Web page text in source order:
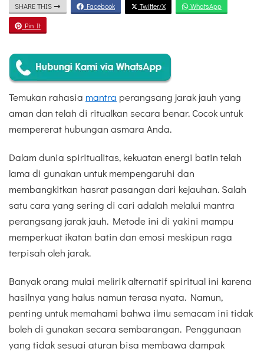
SHARE THIS Facebook Twitter/X WhatsApp
Pin It
Temukan rahasia mantra perangsang jarak jauh yang
aman dan telah di ritualkan secara benar. Cocok untuk
mempererat hubungan asmara Anda.
Dalam dunia spiritualitas, kekuatan energi batin telah
lama di gunakan untuk mempengaruhi dan
membangkitkan hasrat pasangan dari kejauhan. Salah
satu cara yang sering di cari adalah melalui mantra
perangsang jarak jauh. Metode ini di yakini mampu
memperkuat ikatan batin dan emosi meskipun raga
terpisah oleh jarak.
Banyak orang mulai melirik alternatif spiritual ini karena
hasilnya yang halus namun terasa nyata. Namun,
penting untuk memahami bahwa ilmu semacam ini tidak
boleh di gunakan secara sembarangan. Penggunaan
yang tidak sesuai aturan bisa membawa dampak